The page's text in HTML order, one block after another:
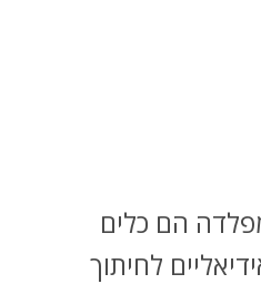
הם כלים
לחיתוך